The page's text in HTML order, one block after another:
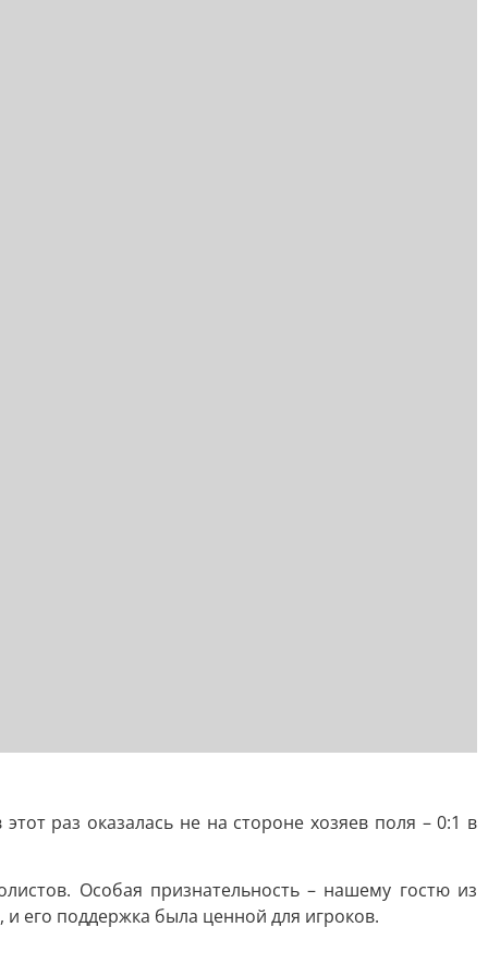
раз оказалась не на стороне хозяев поля – 0:1 в
Особая признательность – нашему гостю из
его поддержка была ценной для игроков.